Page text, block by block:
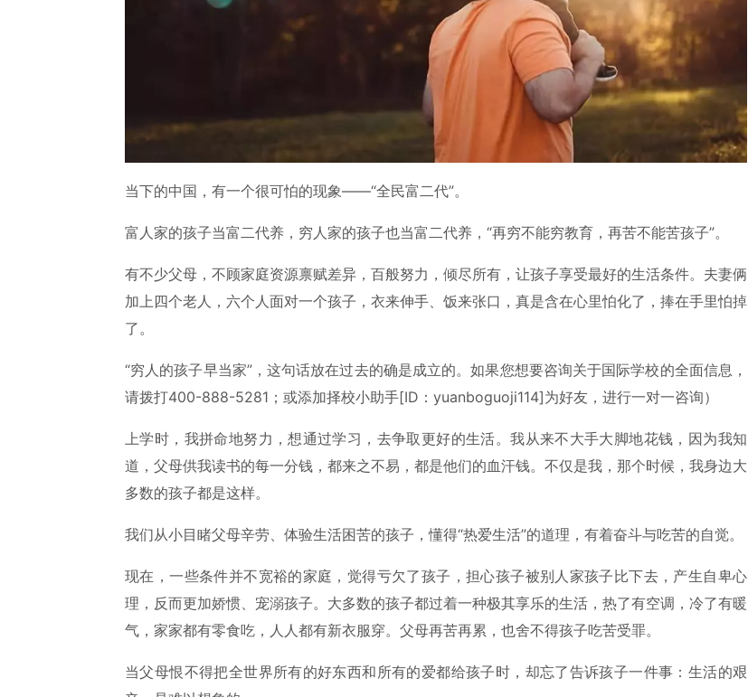
当下的中国，有一个很可怕的现象——“全民富二代”。
富人家的孩子当富二代养，穷人家的孩子也当富二代养，“再穷不能穷教育，再苦不能苦孩子”。
有不少父母，不顾家庭资源禀赋差异，百般努力，倾尽所有，让孩子享受最好的生活条件。夫妻俩
加上四个老人，六个人面对一个孩子，衣来伸手、饭来张口，真是含在心里怕化了，捧在手里怕掉
了。
“穷人的孩子早当家”，这句话放在过去的确是成立的。如果您想要咨询关于国际学校的全面信息，
请拨打400-888-5281；或添加择校小助手[ID：yuanboguoji114]为好友，进行一对一咨询）
上学时，我拼命地努力，想通过学习，去争取更好的生活。我从来不大手大脚地花钱，因为我知
道，父母供我读书的每一分钱，都来之不易，都是他们的血汗钱。不仅是我，那个时候，我身边大
多数的孩子都是这样。
我们从小目睹父母辛劳、体验生活困苦的孩子，懂得“热爱生活”的道理，有着奋斗与吃苦的自觉。
现在，一些条件并不宽裕的家庭，觉得亏欠了孩子，担心孩子被别人家孩子比下去，产生自卑心
理，反而更加娇惯、宠溺孩子。大多数的孩子都过着一种极其享乐的生活，热了有空调，冷了有暖
气，家家都有零食吃，人人都有新衣服穿。父母再苦再累，也舍不得孩子吃苦受罪。
当父母恨不得把全世界所有的好东西和所有的爱都给孩子时，却忘了告诉孩子一件事：生活的艰